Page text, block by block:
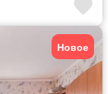
Новое